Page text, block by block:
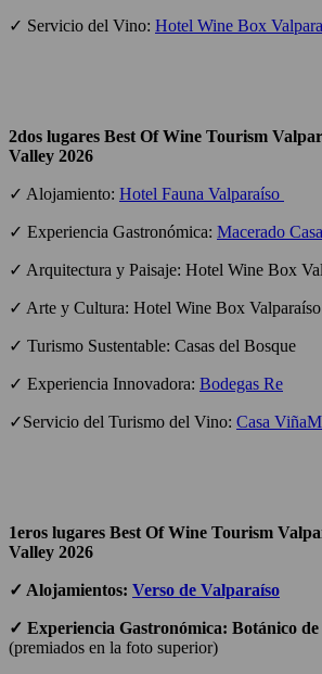
✓ Servicio del Vino: Hotel Wine Box
2dos lugares Best Of Wine Tourism
Valley 2026
✓ Alojamiento: Hotel Fauna Valparaíso
✓ Experiencia Gastronómica: Macerado
✓ Arquitectura y Paisaje: Hotel Wine Box
✓ Arte y Cultura: Hotel Wine Box Valparaíso
✓ Turismo Sustentable: Casas del Bosque
✓ Experiencia Innovadora: Bodegas Re
✓Servicio del Turismo del Vino: Casa
1eros lugares Best Of Wine Tourism
Valley 2026
✓ Alojamientos: Verso de Valparaíso
✓ Experiencia Gastronómica: Botánico de
(premiados en la foto superior)